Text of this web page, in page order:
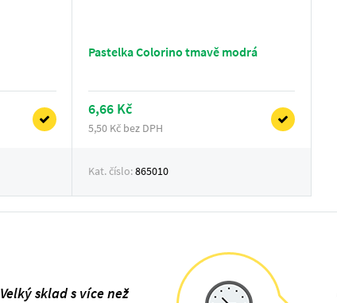
Pastelka Colorino tmavě modrá
6,66 Kč
5,50 Kč bez DPH
Kat. číslo:865010
Velký sklad s více než